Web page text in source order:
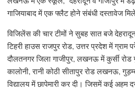
गाजियाबाद में एक फ्लैट होने संबंधी दस्तावेज
विजिलेंस की चार टीमों ने सुबह सात बजे
टिहरी हाउस राजपुर रोड, उत्तर प्रदेश में ग्राम
दौलतनगर जिला गाजीपुर, लखनऊ में कुर्सी रोड
कालोनी, रानी कोठी सीतापुर रोड लखनऊ,
विद्यालय में छापेमारी कर दी। जिसमें कई अहम